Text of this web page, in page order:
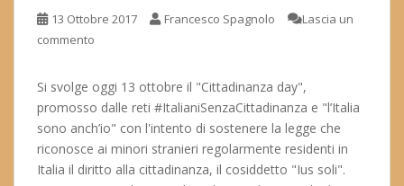
13 Ottobre 2017 Francesco Spagnolo
Lascia un
commento
Si svolge oggi 13 ottobre il "Cittadinanza day",
promosso dalle reti #ItalianiSenzaCittadinanza e "l’Italia
sono anch’io" con l'intento di sostenere la legge che
riconosce ai minori stranieri regolarmente residenti in
Italia il diritto alla cittadinanza, il cosiddetto "Ius soli".